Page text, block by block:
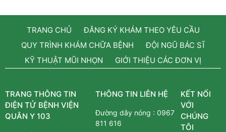
TRANG CHỦ
ĐĂNG KÝ KHÁM THEO YÊU CẦU
QUY TRÌNH KHÁM CHỮA BỆNH
ĐỘI NGŨ BÁC SĨ
KỸ THUẬT MŨI NHỌN
GIỚI THIỆU CÁC ĐƠN VỊ
TRANG THÔNG TIN
ĐIỆN TỬ BỆNH VIỆN
QUÂN Y 103
THÔNG TIN LIÊN HỆ
Đường dây nóng :0967
811 616
KẾT NỐI
VỚI
CHÚNG
TÔI